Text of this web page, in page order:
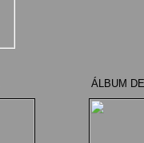
ÁLBUM